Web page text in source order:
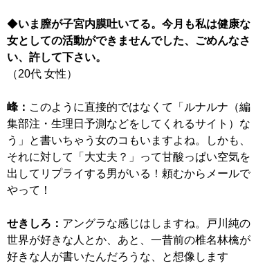
◆いま膣が子宮内膜吐いてる。今月も私は健康な
女としての活動ができませんでした、ごめんなさ
い、許して下さい。
（20代 女性）
峰： このように直接的ではなくて「ルナルナ（編
集部注・生理日予測などをしてくれるサイト）な
う」と書いちゃう女のコもいますよね。しかも、
それに対して「大丈夫？」って甘酸っぱい空気を
出してリプライする男がいる！頼むからメールで
やって！
せきしろ： アングラな感じはしますね。戸川純の
世界が好きな人とか、あと、一昔前の椎名林檎が
好きな人が書いたんだろうな、と想像します